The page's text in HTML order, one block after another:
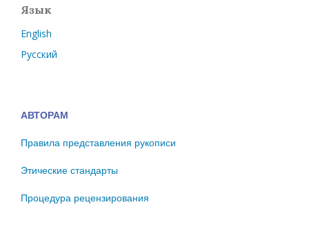
Язык
English
Русский
АВТОРАМ
Правила представления рукописи
Этические стандарты
Процедура рецензирования